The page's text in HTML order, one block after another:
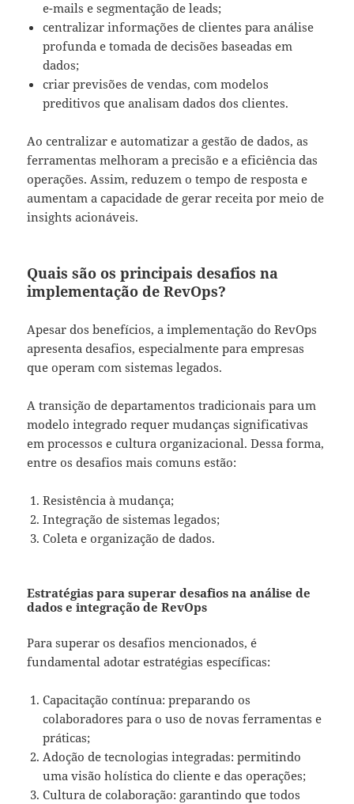
e-mails e segmentação de leads;
centralizar informações de clientes para análise
profunda e tomada de decisões baseadas em
dados;
criar previsões de vendas, com modelos
preditivos que analisam dados dos clientes.
Ao centralizar e automatizar a gestão de dados, as
ferramentas melhoram a precisão e a eficiência das
operações. Assim, reduzem o tempo de resposta e
aumentam a capacidade de gerar receita por meio de
insights acionáveis.
Quais são os principais desafios na
implementação de RevOps?
Apesar dos benefícios, a implementação do RevOps
apresenta desafios, especialmente para empresas
que operam com sistemas legados.
A transição de departamentos tradicionais para um
modelo integrado requer mudanças significativas
em processos e cultura organizacional. Dessa forma,
entre os desafios mais comuns estão:
Resistência à mudança;
Integração de sistemas legados;
Coleta e organização de dados.
Estratégias para superar desafios na análise de
dados e integração de RevOps
Para superar os desafios mencionados, é
fundamental adotar estratégias específicas:
Capacitação contínua: preparando os
colaboradores para o uso de novas ferramentas e
práticas;
Adoção de tecnologias integradas: permitindo
uma visão holística do cliente e das operações;
Cultura de colaboração: garantindo que todos